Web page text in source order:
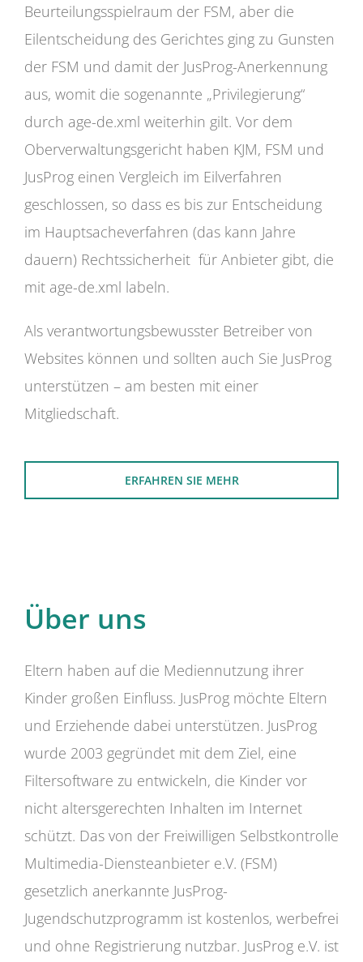
Beurteilungsspielraum der FSM, aber die
Eilentscheidung des Gerichtes ging zu Gunsten
der FSM und damit der JusProg-Anerkennung
aus, womit die sogenannte „Privilegierung“
durch age-de.xml weiterhin gilt. Vor dem
Oberverwaltungsgericht haben KJM, FSM und
JusProg einen Vergleich im Eilverfahren
geschlossen, so dass es bis zur Entscheidung
im Hauptsacheverfahren (das kann Jahre
dauern) Rechtssicherheit für Anbieter gibt, die
mit age-de.xml labeln.
Als verantwortungsbewusster Betreiber von
Websites können und sollten auch Sie JusProg
unterstützen – am besten mit einer
Mitgliedschaft.
ERFAHREN SIE MEHR
Über uns
Eltern haben auf die Mediennutzung ihrer
Kinder großen Einfluss. JusProg möchte Eltern
und Erziehende dabei unterstützen. JusProg
wurde 2003 gegründet mit dem Ziel, eine
Filtersoftware zu entwickeln, die Kinder vor
nicht altersgerechten Inhalten im Internet
schützt. Das von der Freiwilligen Selbstkontrolle
Multimedia-Diensteanbieter e.V. (FSM)
gesetzlich anerkannte JusProg-
Jugendschutzprogramm ist kostenlos, werbefrei
und ohne Registrierung nutzbar. JusProg e.V. ist